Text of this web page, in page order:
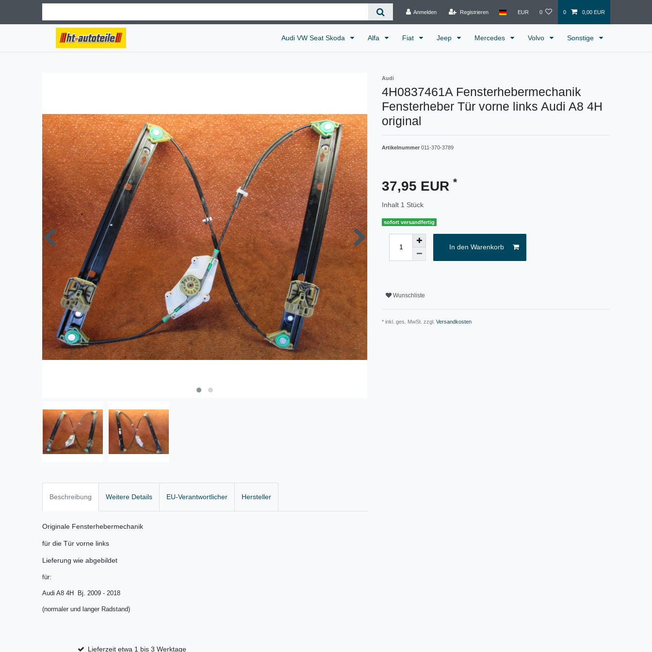
Anmelden Registrieren EUR 0 0 0,00 EUR
Audi VW Seat Skoda Alfa Fiat Jeep Mercedes Volvo Sonstige
Audi
4H0837461A Fensterhebermechanik
Fensterheber Tür vorne links Audi A8 4H
original
Artikelnummer 011-370-3789
37,95 EUR *
Inhalt 1 Stück
sofort versandfertig
In den Warenkorb
Wunschliste
* inkl. ges. MwSt. zzgl. Versandkosten
Beschreibung Weitere Details EU-Verantwortlicher Hersteller
Originale Fensterhebermechanik
für die Tür vorne links
Lieferung wie abgebildet
für:
Audi A8 4H Bj. 2009 - 2018
(normaler und langer Radstand)
Lieferzeit etwa 1 bis 3 Werktage